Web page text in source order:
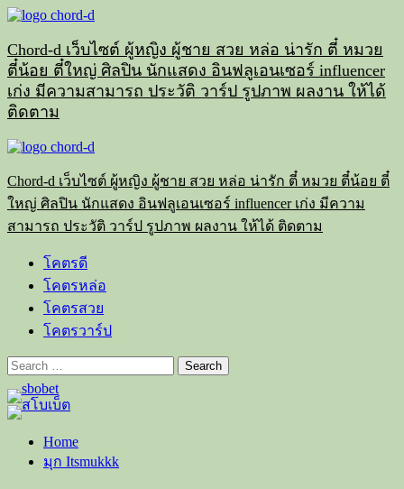
Skip
content
Chord-d เว็บไซต์ ผู้หญิง ผู้ชาย สวย หล่อ น่ารัก ตี๋ หมวย
ตี๋น้อย ตี๋ใหญ่ ศิลปิน นักแสดง อินฟลูเอนเซอร์ influencer
เก่ง มีความสามารถ ประวัติ วาร์ป รูปภาพ ผลงาน ให้ได้
ติดตาม
Primary
Chord-d เว็บไซต์ ผู้หญิง ผู้ชาย สวย หล่อ น่ารัก ตี๋ หมวย ตี๋น้อย ตี๋
ใหญ่ ศิลปิน นักแสดง อินฟลูเอนเซอร์ influencer เก่ง มีความ
สามารถ ประวัติ วาร์ป รูปภาพ ผลงาน ให้ได้ ติดตาม
โคตรดี
โคตรหล่อ
โคตรสวย
โคตรวาร์ป
Search
for:
Home
มุก Itsmukkk